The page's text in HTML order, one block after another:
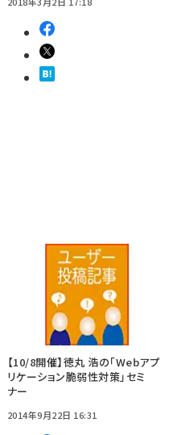
【10/8開催】徳丸 浩の「Webアプ
リケーション脆弱性対策」セミ
ナー
2014年9月22日 16:31